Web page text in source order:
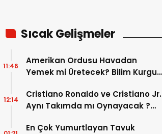
Sıcak Gelişmeler
Amerikan Ordusu Havadan
Yemek mi Üretecek? Bilim Kurgu
11:46
Cristiano Ronaldo ve Cristiano Jr.
Aynı Takımda mı Oynayacak ?
Dönemimi Başlıyor ?
12:14
En Çok Yumurtlayan Tavuk